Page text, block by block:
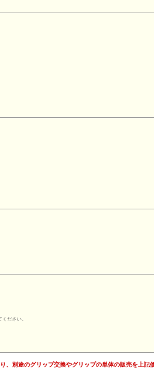
ださい。
、別途のグリップ交換やグリップの単体の販売を上記